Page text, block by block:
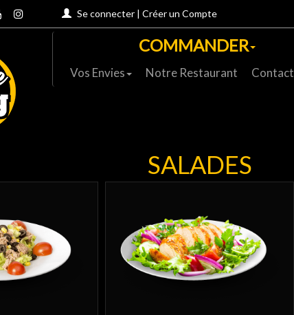
Se connecter | Créer un Compte
COMMANDER
Vos Envies Notre Restaurant Contact
SALADES